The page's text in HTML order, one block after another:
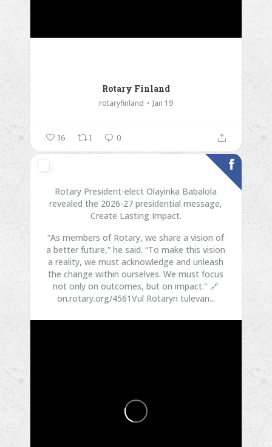
Rotary Finland
rotaryfinland Jan 19
16 1 0
Rotary President-elect Olayinka Babalola
revealed the 2026-27 presidential message,
Create Lasting Impact.
“As members of Rotary, we share a vision of
a better future,” he said. “To make this vision
a reality, we must acknowledge and unleash
the change within ourselves. We must focus
not only on outcomes, but on impact." 🔗
on.rotary.org/4561Vul Rotaryn tulevan...